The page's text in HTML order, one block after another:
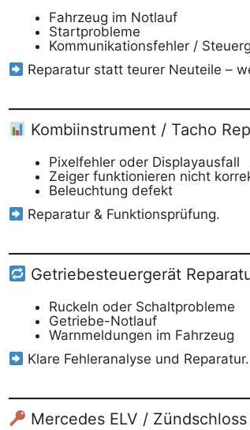
Fahrzeug im Notlauf
Startprobleme
Kommunikationsfehler /
Reparatur statt teurer Neuteile –
Kombiinstrument / Tacho
Pixelfehler oder Displayausfall
Zeiger funktionieren nicht
Beleuchtung defekt
Reparatur & Funktionsprüfung.
Getriebesteuergerät
Ruckeln oder Schaltprobleme
Getriebe-Notlauf
Warnmeldungen im Fahrzeug
Klare Fehleranalyse und Reparatur.
Mercedes ELV /